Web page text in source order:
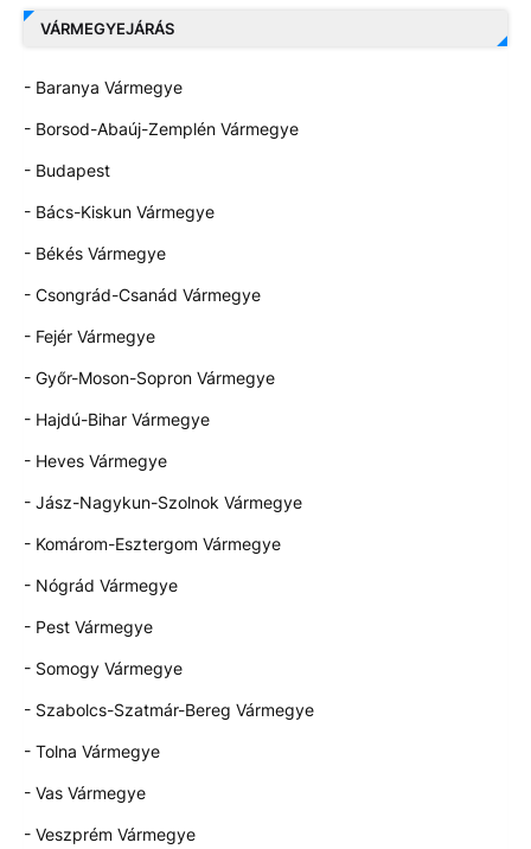
VÁRMEGYEJÁRÁS
- Baranya Vármegye
- Borsod-Abaúj-Zemplén Vármegye
- Budapest
- Bács-Kiskun Vármegye
- Békés Vármegye
- Csongrád-Csanád Vármegye
- Fejér Vármegye
- Győr-Moson-Sopron Vármegye
- Hajdú-Bihar Vármegye
- Heves Vármegye
- Jász-Nagykun-Szolnok Vármegye
- Komárom-Esztergom Vármegye
- Nógrád Vármegye
- Pest Vármegye
- Somogy Vármegye
- Szabolcs-Szatmár-Bereg Vármegye
- Tolna Vármegye
- Vas Vármegye
- Veszprém Vármegye